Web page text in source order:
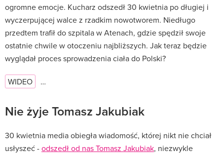
ogromne emocje. Kucharz odszedł 30 kwietnia po długiej i
wyczerpującej walce z rzadkim nowotworem. Niedługo
przedtem trafił do szpitala w Atenach, gdzie spędził swoje
ostatnie chwile w otoczeniu najbliższych. Jak teraz będzie
wyglądał proces sprowadzenia ciała do Polski?
WIDEO …
Nie żyje Tomasz Jakubiak
30 kwietnia media obiegła wiadomość, której nikt nie chciał
usłyszeć -odszedł od nas Tomasz Jakubiak, niezwykle